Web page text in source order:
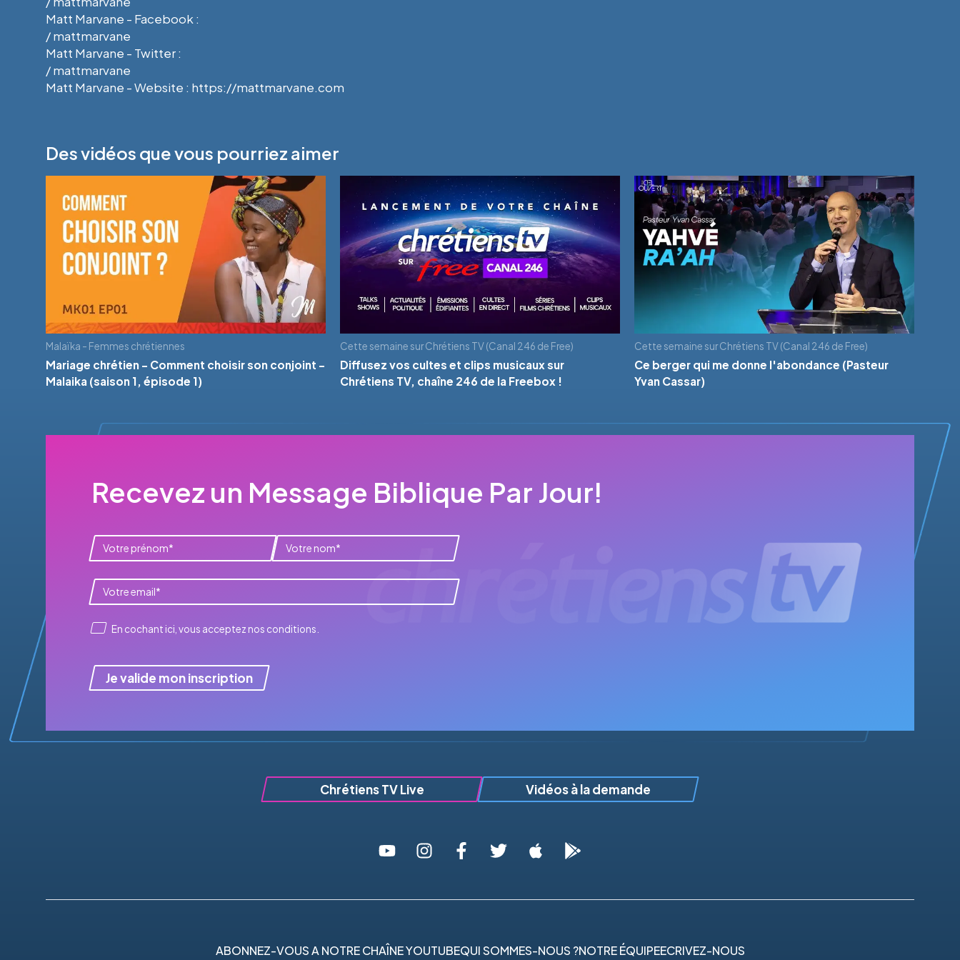
Matt Marvane - Facebook :
/ mattmarvane
Matt Marvane - Twitter :
/ mattmarvane
Matt Marvane - Website : https://mattmarvane.com
Des vidéos que vous pourriez aimer
Malaïka - Femmes chrétiennes
Mariage chrétien - Comment choisir son conjoint -
Malaika (saison 1, épisode 1)
Cette semaine sur Chrétiens TV (Canal 246 de Free)
Diffusez vos cultes et clips musicaux sur
Chrétiens TV, chaîne 246 de la Freebox !
Cette semaine sur Chrétiens TV (Canal 246 de Free)
Ce berger qui me donne l'abondance (Pasteur
Yvan Cassar)
Recevez un Message Biblique Par Jour!
En cochant ici, vous acceptez nos conditions
Je valide mon inscription
Chrétiens TV Live Vidéos à la demande
ABONNEZ-VOUS A NOTRE CHAÎNE YOUTUBEQUI SOMMES-NOUS ?NOTRE ÉQUIPEECRIVEZ-NOUS